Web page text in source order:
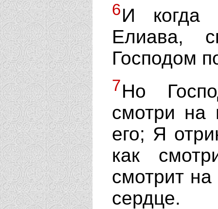
6И когда
Елиава,
Господом
7Но
смотри на
его; Я
как
смотрит
сердце.